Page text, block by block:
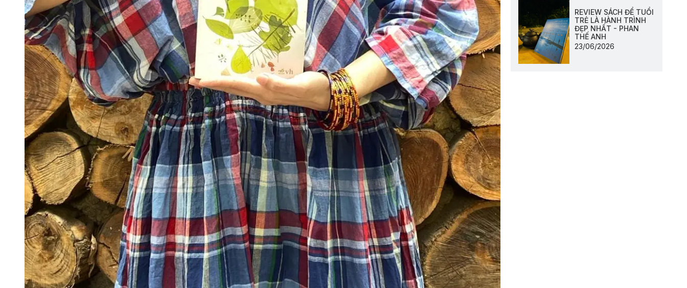
REVIEW SÁCH ĐỂ TUỔI
TRẺ LÀ HÀNH TRÌNH
ĐẸP NHẤT - PHAN
THẾ ANH
23/06/2026